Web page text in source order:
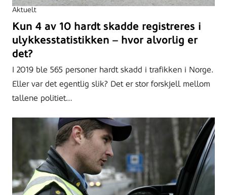
Aktuelt
Kun 4 av 10 hardt skadde registreres i
ulykkesstatistikken – hvor alvorlig er
det?
I 2019 ble 565 personer hardt skadd i trafikken i Norge.
Eller var det egentlig slik? Det er stor forskjell mellom
tallene politiet…